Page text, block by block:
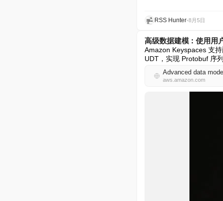
RSS Hunter•8月5日
高级数据建模：使用用
Amazon Keyspaces 支
UDT，实现 Protobuf 序
Advanced data
aws.amazon.com